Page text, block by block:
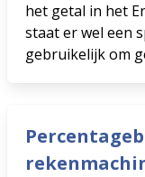
het getal in het
staat er wel een
gebruikelijk om